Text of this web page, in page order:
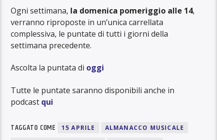
Ogni settimana, la domenica pomeriggio alle 14,
verranno riproposte in un’unica carrellata
complessiva, le puntate di tutti i giorni della
settimana precedente.
Ascolta la puntata di oggi
Tutte le puntate saranno disponibili anche in
podcast qui
TAGGATO COME 15 APRILE
ALMANACCO MUSICALE